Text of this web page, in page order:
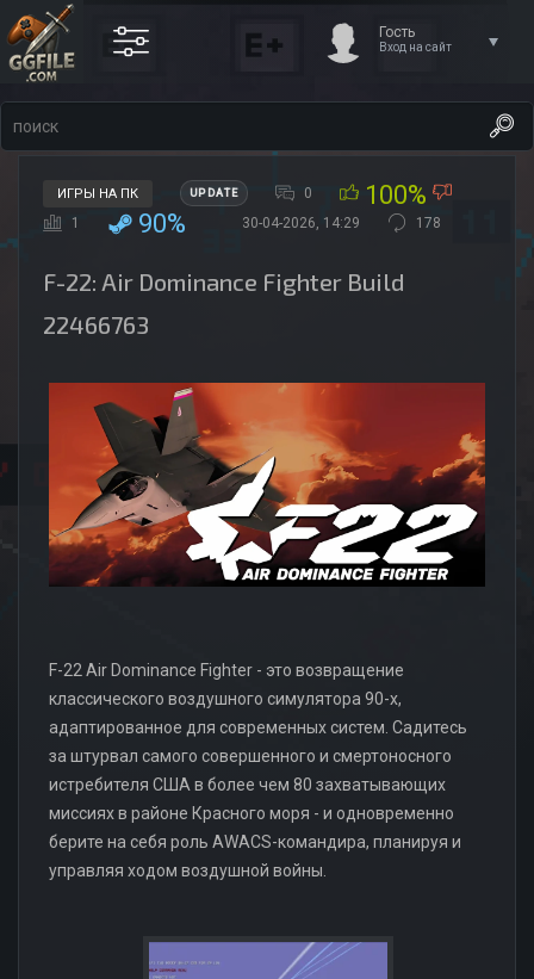
Гость
Вход на сайт
ИГРЫ НА ПК UPDATE 0 100%
1 90% 30-04-2026, 14:29 178
F-22: Air Dominance Fighter Build
22466763
F-22 Air Dominance Fighter - это возвращение
классического воздушного симулятора 90-х,
адаптированное для современных систем. Садитесь
за штурвал самого совершенного и смертоносного
истребителя США в более чем 80 захватывающих
миссиях в районе Красного моря - и одновременно
берите на себя роль AWACS-командира, планируя и
управляя ходом воздушной войны.